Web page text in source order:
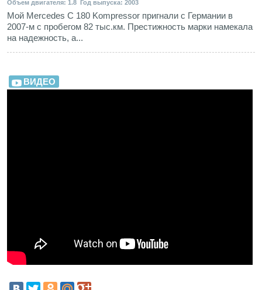
Объем двигателя: 1.8 Год выпуска: 2003
Мой Mercedes C 180 Kompressor пригнали с Германии в
2007-м с пробегом 82 тыс.км. Престижность марки намекала
на надежность, а...
ВИДЕО